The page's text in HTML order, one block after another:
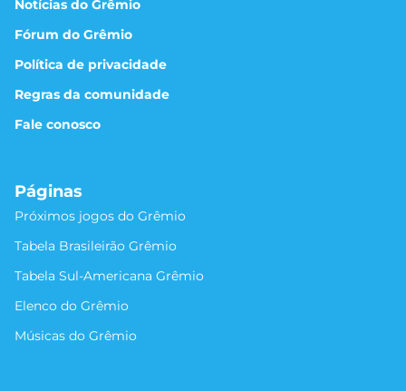
Notícias do Grêmio
Fórum do Grêmio
Política de privacidade
Regras da comunidade
Fale conosco
Páginas
Próximos jogos do Grêmio
Tabela Brasileirão Grêmio
Tabela Sul-Americana Grêmio
Elenco do Grêmio
Músicas do Grêmio